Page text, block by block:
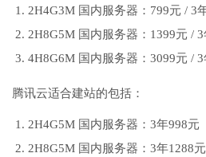
2H4G3M 国内服务器： 799元 / 3
2H8G5M 国内服务器： 1399元 / 3
4H8G6M 国内服务器： 3099元 / 3
腾讯云适合建站的包括：
2H4G5M 国内服务器： 3年998元
2H8G5M 国内服务器： 3年1288元